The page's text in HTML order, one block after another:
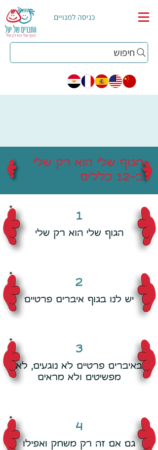
כניסה למנויים
חיפוש
הגוף שלי הוא רק שלי
ב-12 כללים
1
הגוף שלי הוא רק שלי
2
יש לנו בגוף איברים פרטיים
3
באיברים פרטיים לא נוגעים, לא
מפשיטים ולא מראים
4
גם אם זה רק משחק ואפילו